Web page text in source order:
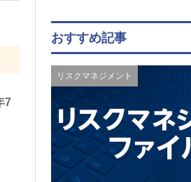
7
おすすめ記事
リスクマネジメント